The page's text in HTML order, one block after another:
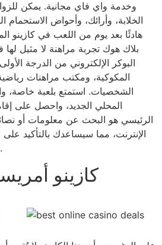
وخدمة واي فاي مجانية. يمكن
الخلابة، وأرائك، وأحواض الاستحمام
هادئًا بعد يوم من اللعب في كازينو
بلاك هوك تجربة مراهنة لا مثيل
البوكر الإلكتروني من الدرجة
المكوكية، ومكتب مراهنات
الشخصيات. استمتع بلعبة خاصة،
المحلي الجديد، واحصل على
الرئيسي هو البحث عن معلومات أو
الإنترنت، مما سيساعدك بالتأكيد
الكمبيوتر في الكازينوهات.
كازينو